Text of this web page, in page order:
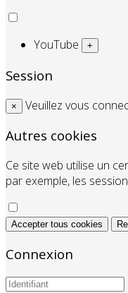
YouTube +
Session
× Veuillez vous
Autres cookies
Ce site web utilise un
par exemple, les
Accepter tous cookies
Connexion